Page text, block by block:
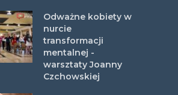
Odważne kobiety w
nurcie
transformacji
mentalnej -
warsztaty Joanny
Czchowskiej